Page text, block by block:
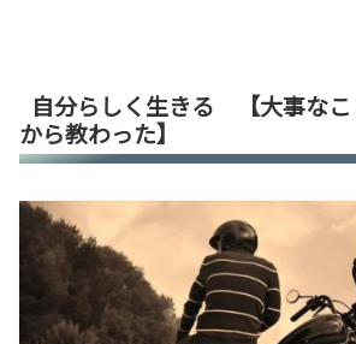
自分らしく生きる 【大事なこ
から教わった】